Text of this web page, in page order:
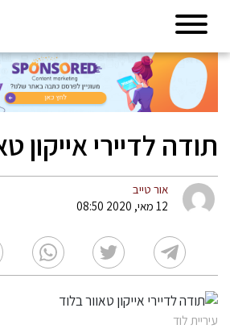
תודה לדיירי אייקון
אור טייב
12 מאי, 2020 08:50
עיריית לוד